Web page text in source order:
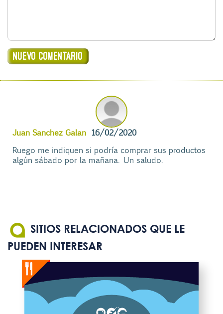
Juan Sanchez Galan 16/02/2020
Ruego me indiquen si podría comprar sus productos
algún sábado por la mañana. Un saludo.
SITIOS RELACIONADOS QUE LE
PUEDEN INTERESAR